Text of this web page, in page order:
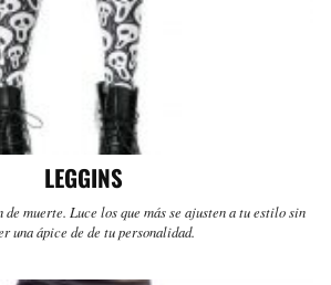
LEGGINS
de muerte. Luce los que más se ajusten a tu estilo sin
una ápice de de tu personalidad.